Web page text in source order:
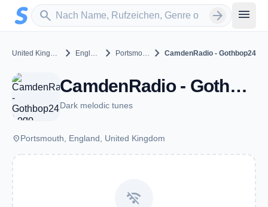
Zum Hauptinhalt springen
search
Sender suchen arrow_forward menu
United Kingdom chevron_right England chevron_right Portsmouth chevron_right CamdenRadio - Gothbop24
CamdenRadio - Gothbop24 - Portsmouth
Dark melodic tunes
placePortsmouth, England, United Kingdom
wifi_off